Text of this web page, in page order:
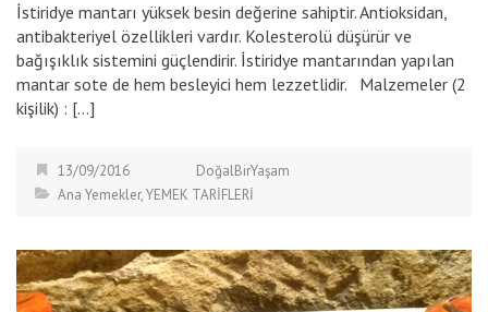
İstiridye mantarı yüksek besin değerine sahiptir. Antioksidan,
antibakteriyel özellikleri vardır. Kolesterolü düşürür ve
bağışıklık sistemini güçlendirir. İstiridye mantarından yapılan
mantar sote de hem besleyici hem lezzetlidir. Malzemeler (2
kişilik) : […]
13/09/2016
DoğalBirYaşam
Ana Yemekler,YEMEK TARİFLERİ